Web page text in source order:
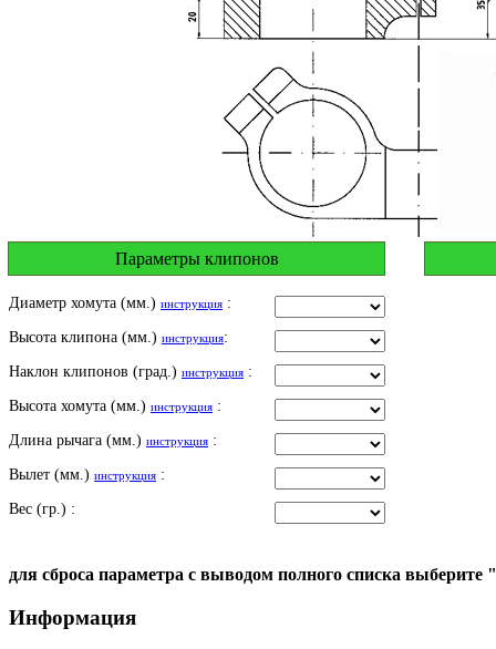
Параметры клипонов
Диаметр хомута (мм.) инструкция :
Высота клипона (мм.) инструкция:
Наклон клипонов (град.) инструкция :
Высота хомута (мм.) инструкция :
Длина рычага (мм.) инструкция :
Вылет (мм.) инструкция :
Вес (гр.) :
для сброса параметра с выводом полного списка
Информация